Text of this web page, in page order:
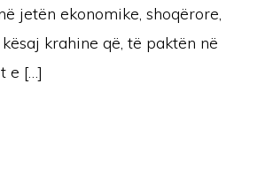
jetën ekonomike, shoqërore,
krahine që, të paktën në
e […]